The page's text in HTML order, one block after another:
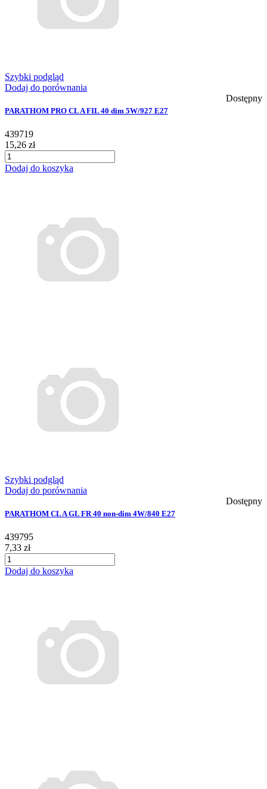
Szybki podgląd
Dodaj do porównania
Dostępny
PARATHOM PRO CL A FIL 40 dim 5W/927 E27
439719
15,26 zł
Dodaj do koszyka
Szybki podgląd
Dodaj do porównania
Dostępny
PARATHOM CL A GL FR 40 non-dim 4W/840 E27
439795
7,33 zł
Dodaj do koszyka